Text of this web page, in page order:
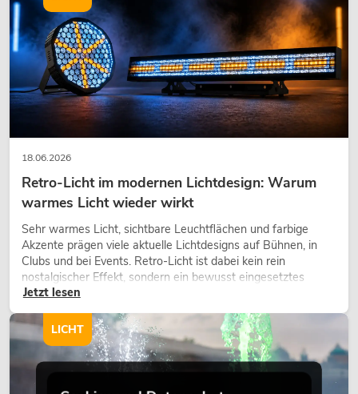
18.06.2026
Retro-Licht im modernen Lichtdesign: Warum
warmes Licht wieder wirkt
Sehr warmes Licht, sichtbare Leuchtflächen und farbige
Akzente prägen viele aktuelle Lichtdesigns auf Bühnen, in
Clubs und bei Events. Retro-Licht ist dabei kein rein
nostalgischer Effekt, sondern ein bewusst eingesetztes
Gestaltungsmittel: Es schafft Atmosphäre, gibt Szenen
wirken lassen.
Jetzt lesen
LICHT